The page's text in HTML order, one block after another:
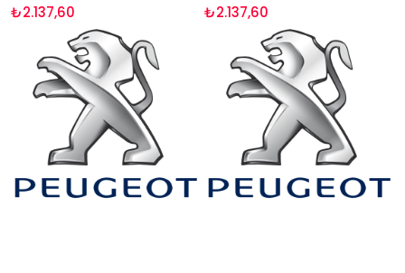
₺2.137,60 ₺2.137,60